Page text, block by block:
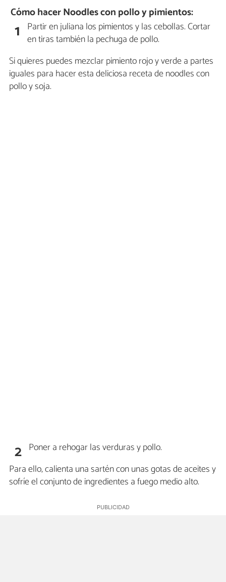
Cómo hacer Noodles con pollo y pimientos:
1 Partir en juliana los pimientos y las cebollas. Cortar
en tiras también la pechuga de pollo.
Si quieres puedes mezclar pimiento rojo y verde a partes
iguales para hacer esta deliciosa receta de noodles con
pollo y soja.
2 Poner a rehogar las verduras y pollo.
Para ello, calienta una sartén con unas gotas de aceites y
sofríe el conjunto de ingredientes a fuego medio alto.